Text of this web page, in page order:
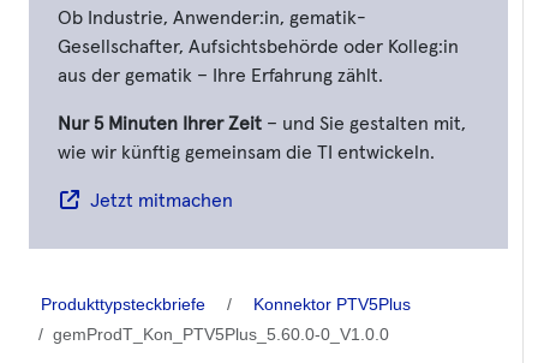
Ob Industrie, Anwender:in, gematik-
Gesellschafter, Aufsichtsbehörde oder Kolleg:in
aus der gematik – Ihre Erfahrung zählt.
Nur 5 Minuten Ihrer Zeit – und Sie gestalten mit,
wie wir künftig gemeinsam die TI entwickeln.
Jetzt mitmachen
Produkttypsteckbriefe
Konnektor PTV5Plus
gemProdT_Kon_PTV5Plus_5.60.0-0_V1.0.0